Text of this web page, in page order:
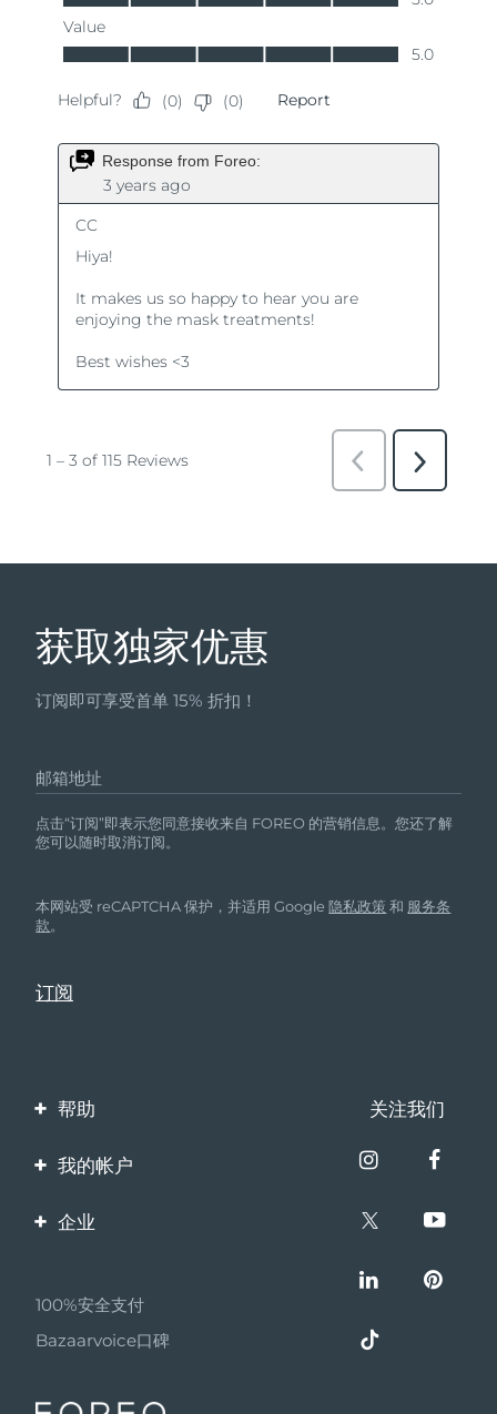
获取独家优惠
订阅即可享受首单 15% 折扣！
邮箱地址
点击“订阅”即表示您同意接收来自 FOREO 的营销信息。您还了解
您可以随时取消订阅。
本网站受 reCAPTCHA 保护，并适用 Google隐私政策 和 服务条
款。
帮助
联系我们
保修与退换货
关注我们
我的帐户
产品注册
企业
伙伴计划
联盟新闻
100%安全支付
Bazaarvoice口碑